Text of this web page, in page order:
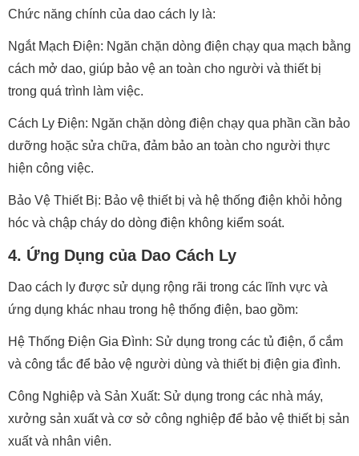
Chức năng chính của dao cách ly là:
Ngắt Mạch Điện: Ngăn chặn dòng điện chạy qua mạch bằng
cách mở dao, giúp bảo vệ an toàn cho người và thiết bị
trong quá trình làm việc.
Cách Ly Điện: Ngăn chặn dòng điện chạy qua phần cần bảo
dưỡng hoặc sửa chữa, đảm bảo an toàn cho người thực
hiện công việc.
Bảo Vệ Thiết Bị: Bảo vệ thiết bị và hệ thống điện khỏi hỏng
hóc và chập cháy do dòng điện không kiểm soát.
4. Ứng Dụng của Dao Cách Ly
Dao cách ly được sử dụng rộng rãi trong các lĩnh vực và
ứng dụng khác nhau trong hệ thống điện, bao gồm:
Hệ Thống Điện Gia Đình: Sử dụng trong các tủ điện, ổ cắm
và công tắc để bảo vệ người dùng và thiết bị điện gia đình.
Công Nghiệp và Sản Xuất: Sử dụng trong các nhà máy,
xưởng sản xuất và cơ sở công nghiệp để bảo vệ thiết bị sản
xuất và nhân viên.